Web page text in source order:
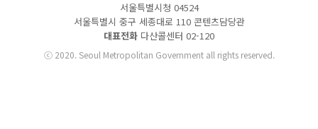
서울특별시청 04524
서울특별시 중구 세종대로 110 콘텐츠담당관
대표전화 다산콜센터 02-120
ⓒ2020. Seoul Metropolitan Government all rights reserved.